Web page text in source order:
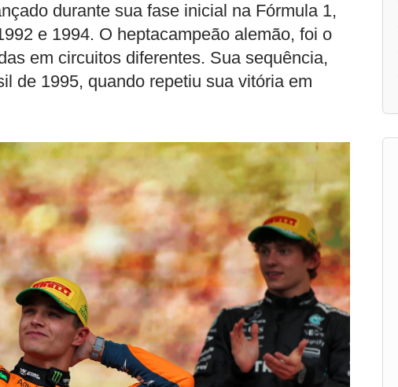
durante sua fase inicial na Fórmula 1,
e 1994. O heptacampeão alemão, foi o
em circuitos diferentes. Sua sequência,
de 1995, quando repetiu sua vitória em